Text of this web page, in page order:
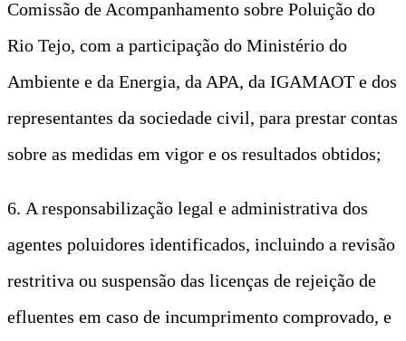
Comissão de Acompanhamento sobre Poluição do
Rio Tejo, com a participação do Ministério do
Ambiente e da Energia, da APA, da IGAMAOT e dos
representantes da sociedade civil, para prestar contas
sobre as medidas em vigor e os resultados obtidos;
6. A responsabilização legal e administrativa dos
agentes poluidores identificados, incluindo a revisão
restritiva ou suspensão das licenças de rejeição de
efluentes em caso de incumprimento comprovado, e